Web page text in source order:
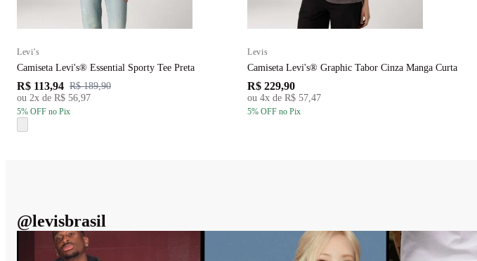
Levi's
Camiseta Levi's® Essential Sporty Tee Preta
R$ 113,94 R$ 189,90
ou 2x de R$ 56,97
5% OFF no Pix
Levis
Camiseta Levi's® Graphic Tabor Cinza Manga Curta
R$ 229,90
ou 4x de R$ 57,47
5% OFF no Pix
@levisbrasil